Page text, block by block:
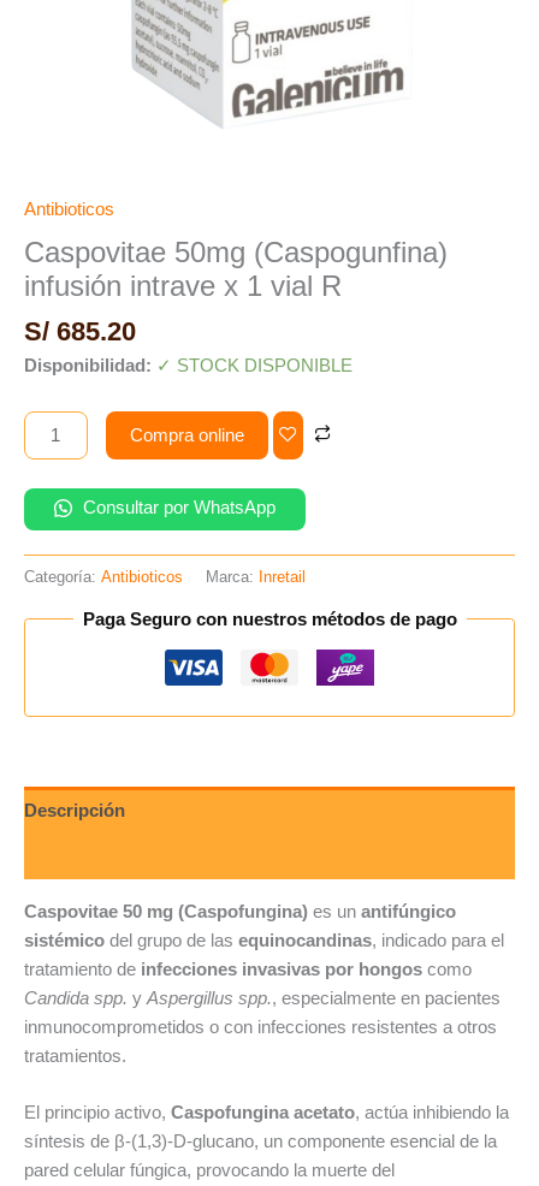
Antibioticos
Caspovitae 50mg (Caspogunfina)
infusión intrave x 1 vial R
S/ 685.20
Disponibilidad: ✓ STOCK DISPONIBLE
Compra online
Consultar por WhatsApp
Categoría: Antibioticos Marca: Inretail
Paga Seguro con nuestros métodos de pago
Descripción
Caspovitae 50 mg (Caspofungina) es un antifúngico
sistémico del grupo de las equinocandinas, indicado para el
tratamiento de infecciones invasivas por hongos como
Candida spp. y Aspergillus spp., especialmente en pacientes
inmunocomprometidos o con infecciones resistentes a otros
tratamientos.
El principio activo, Caspofungina acetato, actúa inhibiendo la
síntesis de β-(1,3)-D-glucano, un componente esencial de la
pared celular fúngica, provocando la muerte del